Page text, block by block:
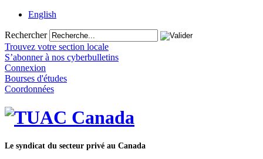
English
Rechercher
Trouvez votre section locale
S’abonner à nos cyberbulletins
Connexion
Bourses d'études
Coordonnées
Le syndicat du secteur privé au Canada